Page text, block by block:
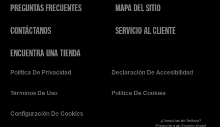
PREGUNTAS FRECUENTES
CONTÁCTANOS
ENCUENTRA UNA TIENDA
MAPA DEL SITIO
SERVICIO AL CLIENTE
Política De Privacidad Declaración De Accesibilidad
Términos De Uso Política De Cookies
Configuración De Cookies